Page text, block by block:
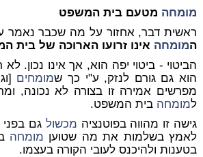
מומחה מטעם בית המשפט
ראשית דבר, אחזור על מה שכבר נאמר
המומחה אינו זרועו הארוכה של בית
הביטוי - ביטוי יפה הוא, אך אינו נכון. לא
הוא גם גורם לנזק, ע"י כך שמומחים
מפרשים אמירה זו בצורה לא נכונה,
למומחה בית המשפט.
גישה זו מהווה בפוטנציה מכשול גם
לאמץ בשלמות את מה שטוען מומחה
בטענות ולהיכנס לעובי הקורה בעצמו.